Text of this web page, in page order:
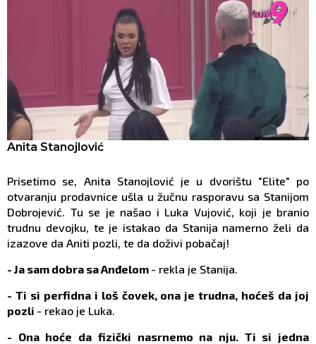
Anita Stanojlović
Prisetimo se, Anita Stanojlović je u dvorištu "Elite" po
otvaranju prodavnice ušla u žučnu rasporavu sa Stanijom
Dobrojević. Tu se je našao i Luka Vujović, koji je branio
trudnu devojku, te je istakao da Stanija namerno želi da
izazove da Aniti pozli, te da doživi pobačaj!
- Ja sam dobra sa Anđelom - rekla je Stanija.
- Ti si perfidna i loš čovek, ona je trudna, hoćeš da joj
pozli - rekao je Luka.
- Ona hoće da fizički nasrnemo na nju. Ti si jedna